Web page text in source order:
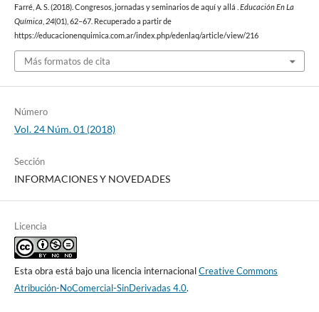
Farré, A. S. (2018). Congresos, jornadas y seminarios de aquí y allá . Educación En La
Química 24(01), 62–67. Recuperado a partir de
https://educacionenquimica.com.ar/index.php/edenlaq/article/view/216
Más formatos de cita
Número
Vol. 24 Núm. 01 (2018)
Sección
INFORMACIONES Y NOVEDADES
Licencia
Esta obra está bajo una licencia internacionalCreative Commons
Atribución-NoComercial-SinDerivadas 4.0.